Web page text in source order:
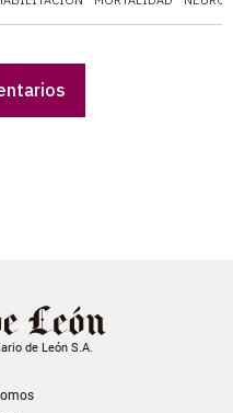
de León S.A.